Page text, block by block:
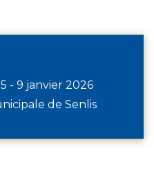
- 9 janvier 2026
de Senlis